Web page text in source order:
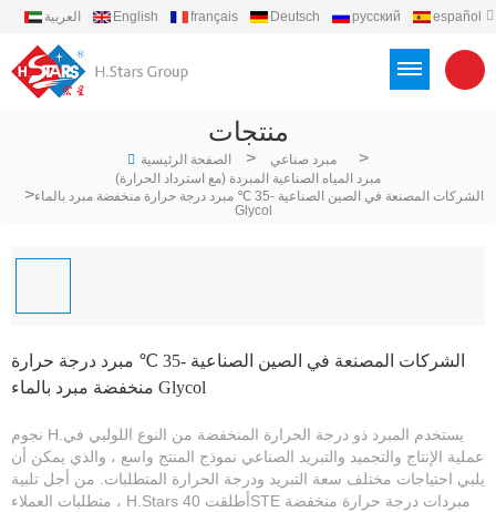
العربية English français Deutsch русский
español
منتجات
الصفحة الرئيسية > مبرد صناعي >
مبرد المياه الصناعية المبردة (مع استرداد الحرارة)
>الشركات المصنعة في الصين الصناعية -35 ℃ مبرد درجة حرارة منخفضة مبرد بالماء
Glycol
الشركات المصنعة في الصين الصناعية -35 ℃ مبرد درجة حرارة
منخفضة مبرد بالماء Glycol
نجوم H.يستخدم المبرد ذو درجة الحرارة المنخفضة من النوع اللولبي في
عملية الإنتاج والتجميد والتبريد الصناعي نموذج المنتج واسع ، والذي يمكن أن
يلبي احتياجات مختلف سعة التبريد ودرجة الحرارة المتطلبات. من أجل تلبية
متطلبات العملاء ، H.Stars أطلقت 40STE مبردات درجة حرارة منخفضة